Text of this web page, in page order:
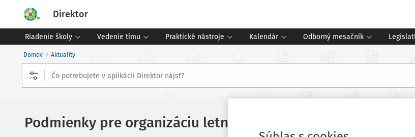
Direktor
Riadenie školy Vedenie tímu Praktické nástroje Kalendár Odborný mesačník
Domov Aktuality
Podmienky pre organizáciu letných táborov a zotavovacích